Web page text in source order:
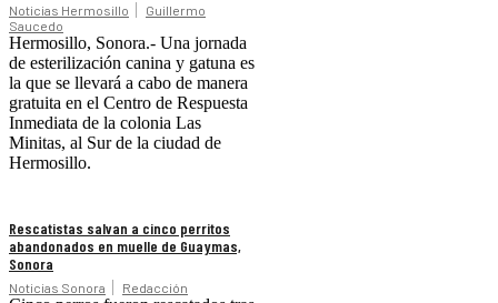
Noticias Hermosillo
Guillermo
Saucedo
Hermosillo, Sonora.- Una jornada
de esterilización canina y gatuna es
la que se llevará a cabo de manera
gratuita en el Centro de Respuesta
Inmediata de la colonia Las
Minitas, al Sur de la ciudad de
Hermosillo.
Rescatistas salvan a cinco perritos
abandonados en muelle de Guaymas,
Sonora
Noticias Sonora Redacción